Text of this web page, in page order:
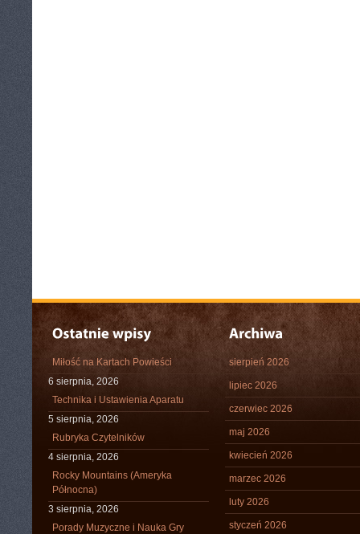
Miłość na Kartach Powieści
6 sierpnia, 2026
Technika i Ustawienia Aparatu
5 sierpnia, 2026
Rubryka Czytelników
4 sierpnia, 2026
Rocky Mountains (Ameryka
Północna)
3 sierpnia, 2026
Porady Muzyczne i Nauka Gry
sierpień 2026
lipiec 2026
czerwiec 2026
maj 2026
kwiecień 2026
marzec 2026
luty 2026
styczeń 2026